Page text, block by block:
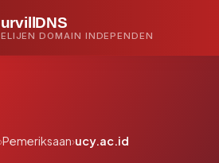
DOMAIN INDEPENDEN
›Pemeriksaan›ucy.ac.id